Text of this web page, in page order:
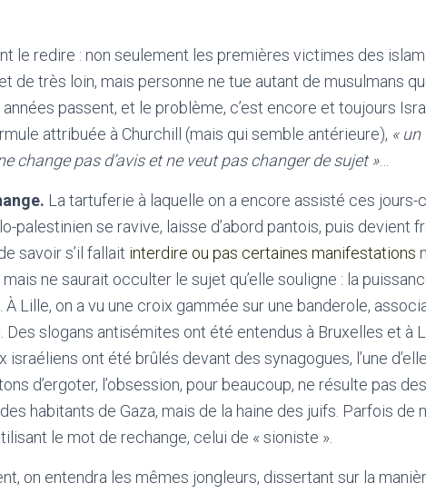
le redire : non seulement les premières victimes des
de très loin, mais personne ne tue autant de musulmans
années passent, et le problème, c’est encore et toujours
attribuée à Churchill (mais qui semble antérieure), «
change pas d’avis et ne veut pas changer de sujet »…
La tartuferie à laquelle on a encore assisté ces jours-
palestinien se ravive, laisse d’abord pantois, puis devient
savoir s’il fallait interdire ou pas certaines manifestations
mais ne saurait occulter le sujet qu’elle souligne : la
À Lille, on a vu une croix gammée sur une banderole,
Des slogans antisémites ont été entendus à Bruxelles et à
israéliens ont été brûlés devant des synagogues, l’une
d’ergoter, l’obsession, pour beaucoup, ne résulte pas
habitants de Gaza, mais de la haine des juifs. Parfois de
le mot de rechange, celui de « sioniste ».
on entendra les mêmes jongleurs, dissertant sur la